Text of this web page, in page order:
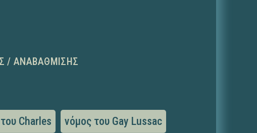
/ ΑΝΑΒΆΘΜΙΣΗΣ
Charles νόμος του Gay Lussac